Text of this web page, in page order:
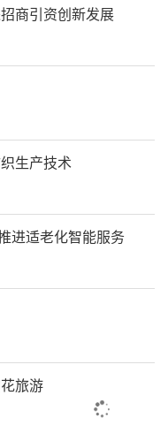
商引资创新发展
生产技术
进适老化智能服务
旅游